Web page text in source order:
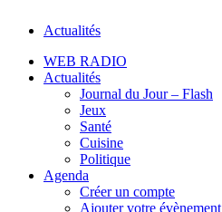
Actualités
WEB RADIO
Actualités
Journal du Jour – Flash
Jeux
Santé
Cuisine
Politique
Agenda
Créer un compte
Ajouter votre évènement